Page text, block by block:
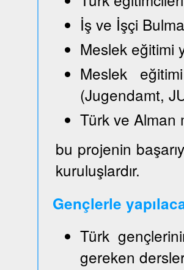
İş ve İşçi
Meslek eğitimi
Meslek
(Jugendamt,
Türk ve Alman
bu projenin
kuruluşlardır.
Gençlerle
Türk
gereken